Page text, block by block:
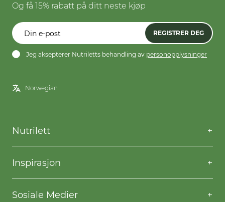
Og få 15% rabatt på ditt neste kjøp
REGISTRER DEG
Jeg aksepterer Nutriletts behandling av personopplysninger
Nutrilett
Kontakt oss
Spørsmål og svar
Frakt og levering
Kjøpsbetingelser
Inspirasjon
Willpower
Oppskrifter
Sosiale Medier